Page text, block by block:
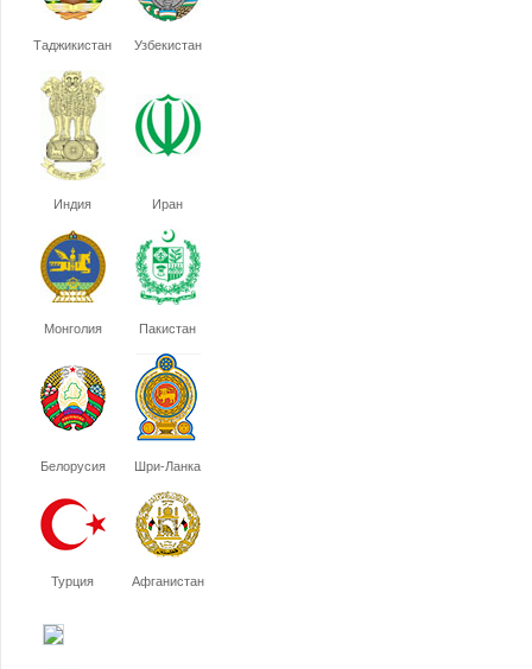
Таджикистан Узбекистан
Индия Иран
Монголия Пакистан
Белорусия Шри-Ланка
Турция Афганистан